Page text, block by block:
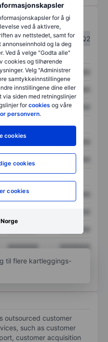
for å gi
ved å aktivere,
av nettstedet, samt for
og la deg
Ved å velge "Godta alle"
cookies og tilhørende
Velg "Administrer
samtykkeinnstillingene
innstillingene dine eller
siden med retningslinjer
forcookies og våre
personvern.
cookies
cookies
cookies
Norge
Q1
Q2
XXXXXXX XXXXXXX
XXXXXXX XXXXXXX
XXXXXXX XXXXXXX
XXXXXXX
XXXXXXX
XXXXXXX
XXXXXXX
til flere kartleggings-
outsourced customer
such as customer
customer acquisition